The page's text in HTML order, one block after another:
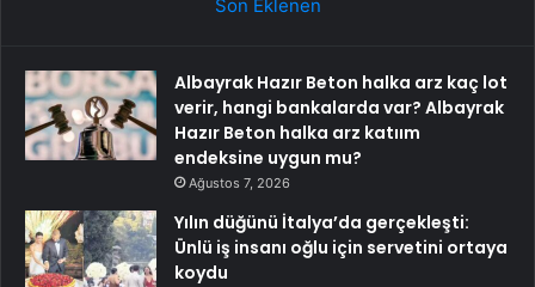
Son Eklenen
Albayrak Hazır Beton halka arz kaç lot
verir, hangi bankalarda var? Albayrak
Hazır Beton halka arz katıım
endeksine uygun mu?
Ağustos 7, 2026
Yılın düğünü İtalya’da gerçekleşti:
Ünlü iş insanı oğlu için servetini ortaya
koydu